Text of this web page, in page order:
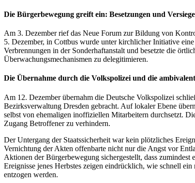
Die Bürgerbewegung greift ein: Besetzungen und
Am 3. Dezember rief das Neue Forum zur Bildung von
5. Dezember, in Cottbus wurde unter kirchlicher Initiative
Verbrennungen in der Sonderhaftanstalt und besetzte die
Überwachungsmechanismen zu delegitimieren.
Die Übernahme durch die Volkspolizei und die
Am 12. Dezember übernahm die Deutsche Volkspolizei
Bezirksverwaltung Dresden gebracht. Auf lokaler Ebene
selbst von ehemaligen inoffiziellen Mitarbeitern durchsetzt.
Zugang Betroffener zu verhindern.
Der Untergang der Staatssicherheit war kein plötzliches
Vernichtung der Akten offenbarte nicht nur die Angst vor
Aktionen der Bürgerbewegung sichergestellt, dass
Ereignisse jenes Herbstes zeigen eindrücklich, wie schnell
entzogen werden.